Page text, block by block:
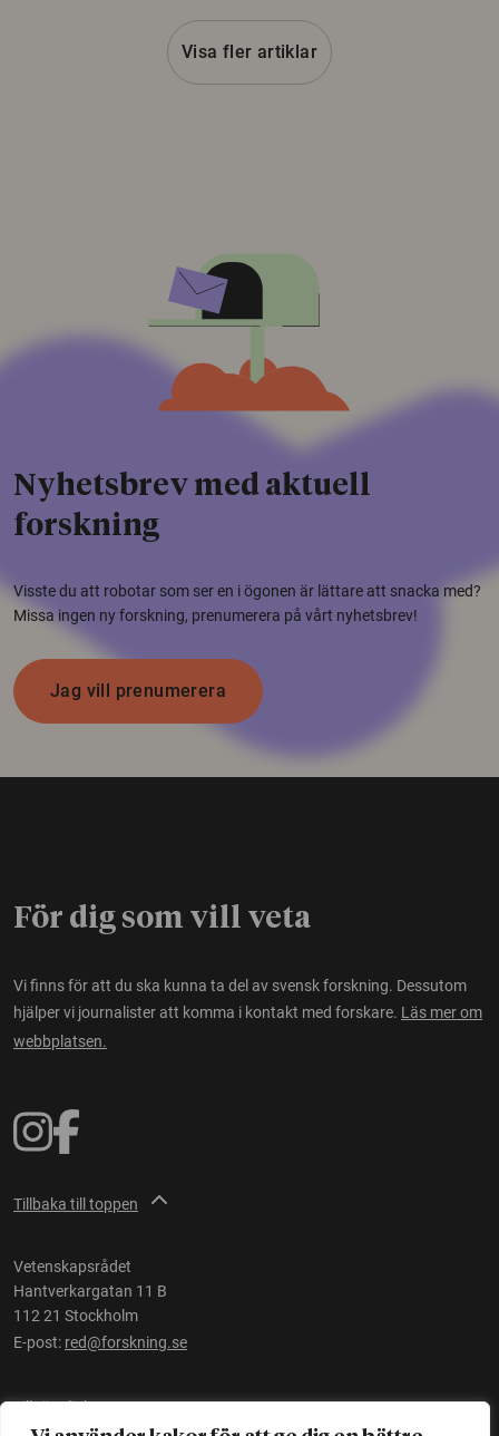
Visa fler artiklar
Nyhetsbrev med aktuell
forskning
Visste du att robotar som ser en i ögonen är lättare att snacka med?
Missa ingen ny forskning, prenumerera på vårt nyhetsbrev!
Jag vill prenumerera
För dig som vill veta
Vi finns för att du ska kunna ta del av svensk forskning. Dessutom
hjälper vi journalister att komma i kontakt med forskare. Läs mer om
webbplatsen.
Tillbaka till toppen
Vetenskapsrådet
Hantverkargatan 11 B
112 21 Stockholm
E-post: red@forskning.se
Tillgänglighet